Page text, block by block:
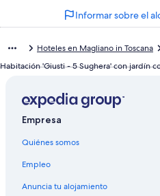
Informar sobre el
Hoteles en Magliano in Toscana
Habitación 'Giusti - 5 Sughera' con jardín
Empresa
Quiénes somos
Empleo
Anuncia tu alojamiento